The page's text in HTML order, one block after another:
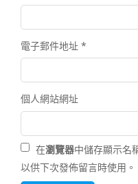
電子郵件地址 *
個人網站網址
在瀏覽器中儲存顯示名
以供下次發佈留言時使用。